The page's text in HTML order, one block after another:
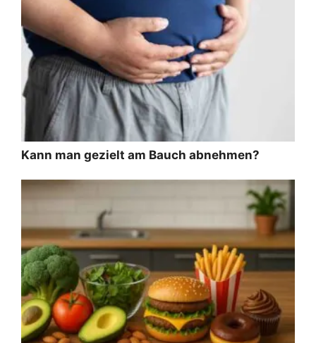
Kann man gezielt am Bauch abnehmen?